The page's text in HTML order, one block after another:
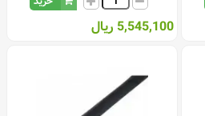
5,545,100 ریال